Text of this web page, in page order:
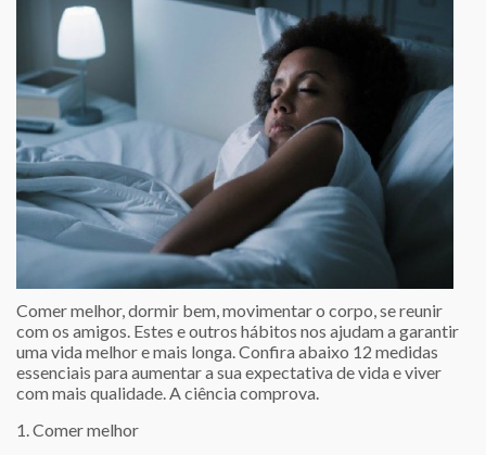
Comer melhor, dormir bem, movimentar o corpo, se reunir
com os amigos. Estes e outros hábitos nos ajudam a garantir
uma vida melhor e mais longa. Confira abaixo 12 medidas
essenciais para aumentar a sua expectativa de vida e viver
com mais qualidade. A ciência comprova.
1. Comer melhor